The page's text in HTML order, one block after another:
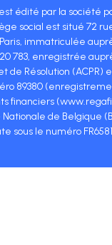
édité par la société
social est situé 72
immatriculée
783, enregistrée
de Résolution (ACPR)
89380
financiers
de Belgique
sous le numéro